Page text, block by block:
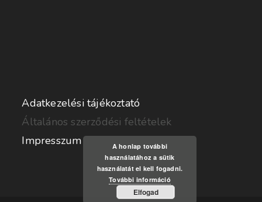
Adatkezelési tájékoztató
Általános szerződési feltételek
Impresszum
A honlap további
használatához a sütik
használatát el kell fogadni.
További információ
Elfogad